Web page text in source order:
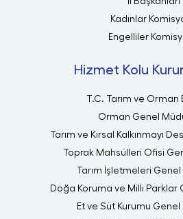
Kadınlar
Engelliler
Hizmet Kolu
T.C. Tarım ve Orman
Orman Genel
Tarım ve Kırsal Kalkınmayı
Toprak Mahsülleri Ofisi
Tarım İşletmeleri
Doğa Koruma ve Milli Parklar
Et ve Süt Kurumu